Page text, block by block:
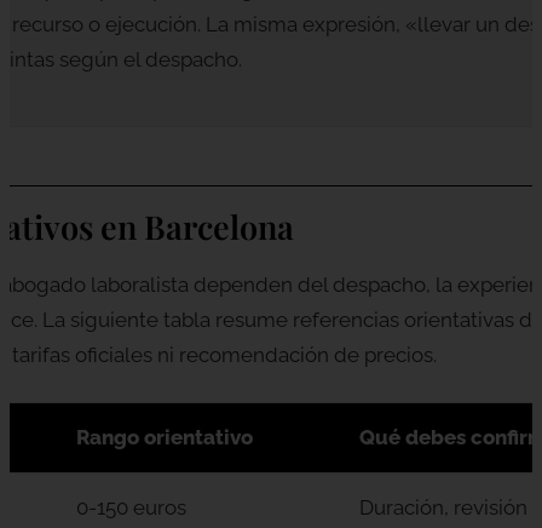
recurso o ejecución. La misma expresión, «llevar un
según el despacho.
en Barcelona
laboralista dependen del despacho, la
La siguiente tabla resume referencias orientativas
tarifas oficiales ni recomendación de precios.
Rango orientativo Qué debes
0-150 euros
Duración, revisión